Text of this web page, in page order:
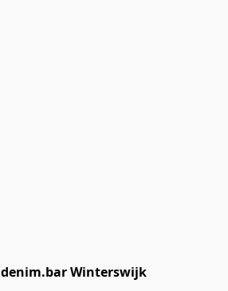
Winterswijk